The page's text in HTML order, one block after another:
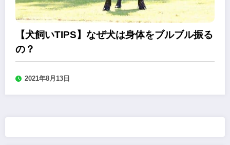
【犬飼いTIPS】なぜ犬は身体をブルブル振る
の？
2021年8月13日